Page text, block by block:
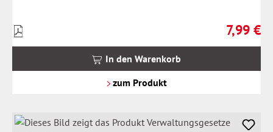
7,99 €
Preise
inkl.
In den Warenkorb
zum Produkt